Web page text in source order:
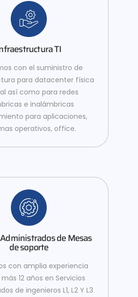
TI
con el suministro de
para datacenter física
así como para redes
e inalámbricas
para aplicaciones,
operativos, office.
de Mesas
de soporte
con amplia experiencia
12 años en Servicios
de ingenieros L1, L2 Y L3